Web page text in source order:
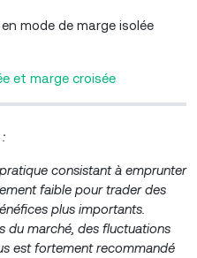
en mode de marge isolée
et marge croisée
consistant à emprunter
faible pour trader des
plus importants.
du marché, des fluctuations
est fortement recommandé